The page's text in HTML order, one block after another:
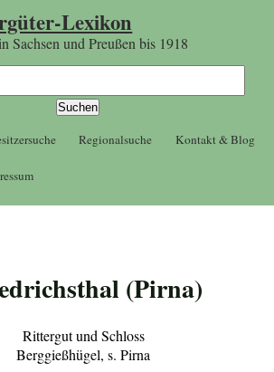
Lexikon
Sachsen und Preußen bis 1918
Regionalsuche Kontakt & Blog
(Pirna)
Rittergut und Schloss
Berggießhügel, s. Pirna